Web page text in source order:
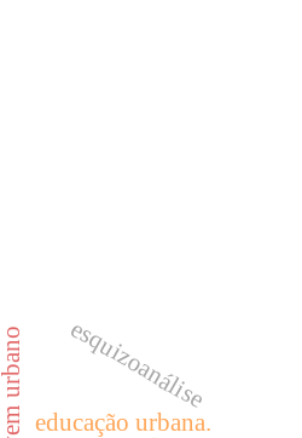
educação urbana.
esquizoanálise